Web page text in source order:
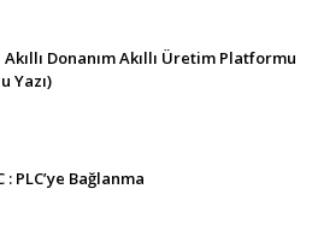
Akıllı Donanım Akıllı Üretim Platformu
Yazı)
: PLC’ye Bağlanma